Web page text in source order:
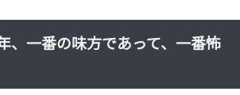
、一番の味方であって、一番怖